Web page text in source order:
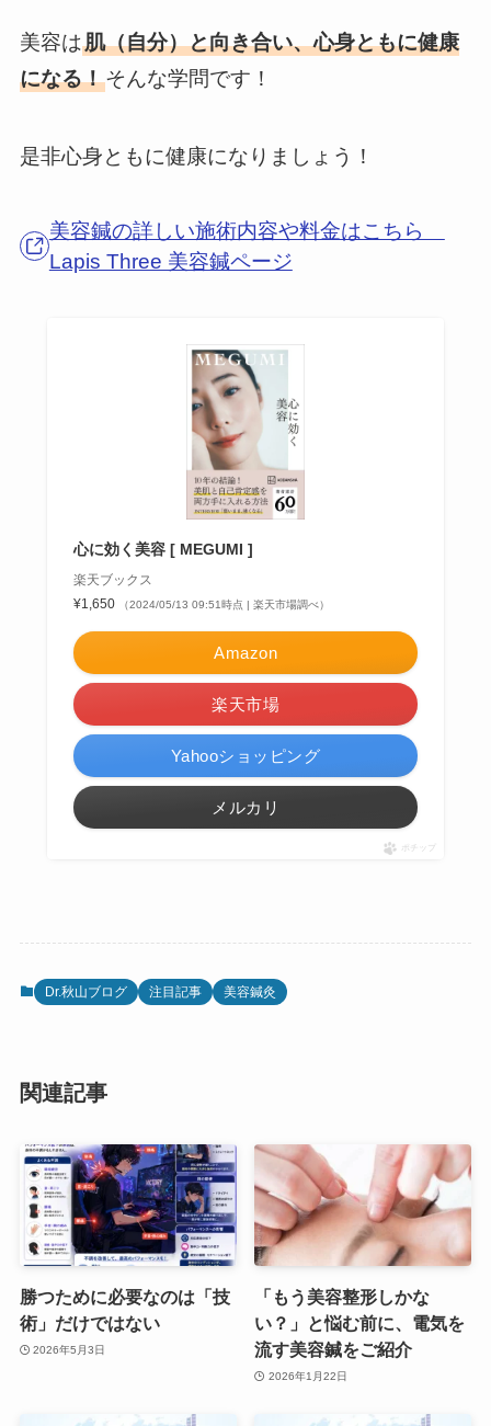
美容は肌（自分）と向き合い、心身ともに健康
になる！そんな学問です！
是非心身ともに健康になりましょう！
美容鍼の詳しい施術内容や料金はこちら
Lapis Three 美容鍼ページ
心に効く美容 [ MEGUMI ]
楽天ブックス
¥1,650
（2024/05/13 09:51時点 | 楽天市場調べ）
Amazon
楽天市場
Yahooショッピング
メルカリ
ポチップ
Dr.秋山ブログ 注目記事 美容鍼灸
関連記事
勝つために必要なのは「技
術」だけではない
2026年5月3日
「もう美容整形しかな
い？」と悩む前に、電気を
流す美容鍼をご紹介
2026年1月22日